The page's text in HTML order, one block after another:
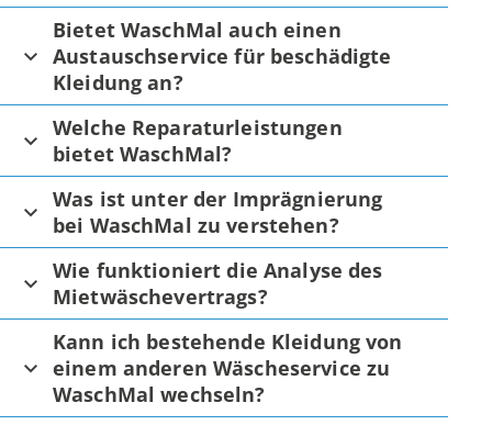
Bietet WaschMal auch einen
Austauschservice für beschädigte
Kleidung an?
Welche Reparaturleistungen
bietet WaschMal?
Was ist unter der Imprägnierung
bei WaschMal zu verstehen?
Wie funktioniert die Analyse des
Mietwäschevertrags?
Kann ich bestehende Kleidung von
einem anderen Wäscheservice zu
WaschMal wechseln?